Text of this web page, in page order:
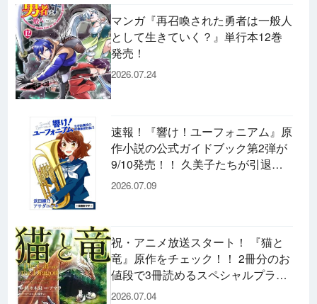
マンガ『再召喚された勇者は一般人
として生きていく？』単行本12巻
発売！
2026.07.24
速報！『響け！ユーフォニアム』原
作小説の公式ガイドブック第2弾が
9/10発売！！ 久美子たちが引退し
た後の書き下ろし小説など充実の内
2026.07.09
祝・アニメ放送スタート！ 『猫と
竜』原作をチェック！！ 2冊分のお
値段で3冊読めるスペシャルプライ
スパックのコミックスも発売！
2026.07.04